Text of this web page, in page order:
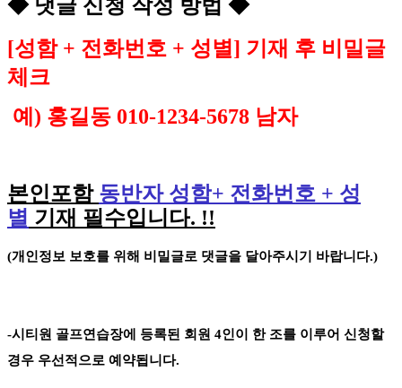
◆ 댓글 신청 작성 방법 ◆
[성함 + 전화번호 + 성별] 기재 후 비밀글
체크
예 ) 홍길동 010-1234-5678 남자
본인포함 동반자 성함+ 전화번호 + 성
별 기재 필수입니다. !!
(개인정보 보호를 위해 비밀글로 댓글을 달아주시기 바랍니다.)
-시티원 골프연습장에 등록된 회원 4인이 한 조를 이루어 신청할
경우 우선적으로 예약됩니다.